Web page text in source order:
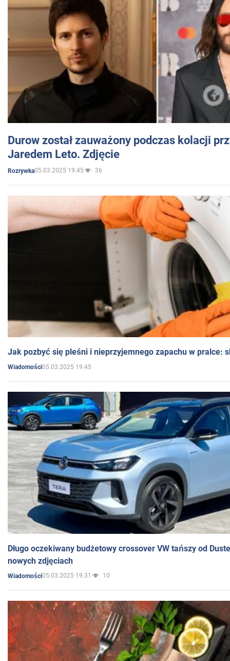
Durow został zauważony podczas kolacji
Jaredem Leto. Zdjęcie
Rozrywka05.03.2025 19:45 36
Jak pozbyć się pleśni i nieprzyjemnego zapachu w pralce:
Wiadomości05.03.2025 19:45
Długo oczekiwany budżetowy crossover VW tańszy od
nowych zdjęciach
Wiadomości05.03.2025 19:31 10